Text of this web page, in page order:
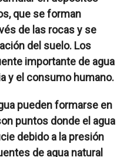
que se forman
de las rocas y se
del suelo. Los
importante de agua
y el consumo humano.
pueden formarse en
puntos donde el agua
debido a la presión
de agua natural